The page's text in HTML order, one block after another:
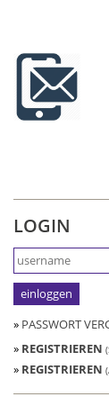
LOGIN
» PASSWORT
» REGISTRIEREN
» REGISTRIEREN